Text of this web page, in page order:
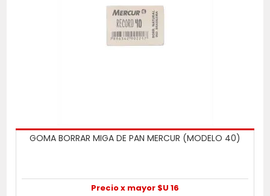
GOMA BORRAR MIGA DE PAN MERCUR (MODELO 40)
Precio x mayor $U 16